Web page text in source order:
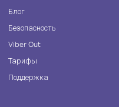
Блог
Безопасность
Viber Out
Тарифы
Поддержка